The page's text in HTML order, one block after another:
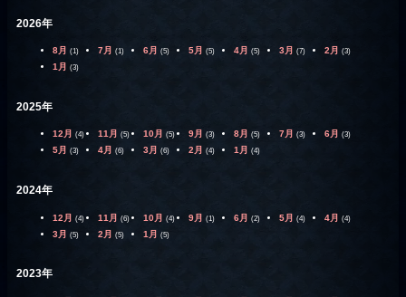
2026年
8月 (1) 7月 (1) 6月 (5) 5月 (5) 4月 (5) 3月 (7) 2月 (3)
1月 (3)
2025年
12月 (4) 11月 (5) 10月 (5) 9月 (3) 8月 (5) 7月 (3) 6月 (3)
5月 (3) 4月 (6) 3月 (6) 2月 (4) 1月 (4)
2024年
12月 (4) 11月 (6) 10月 (4) 9月 (1) 6月 (2) 5月 (4) 4月 (4)
3月 (5) 2月 (5) 1月 (5)
2023年